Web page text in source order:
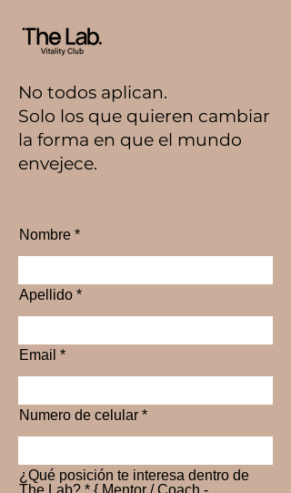
No todos aplican.
Solo los que quieren cambiar
la forma en que el mundo
envejece.
Nombre
Apellido
Email
Numero de celular
¿Qué posición te interesa dentro de
The Lab? * { Mentor / Coach -